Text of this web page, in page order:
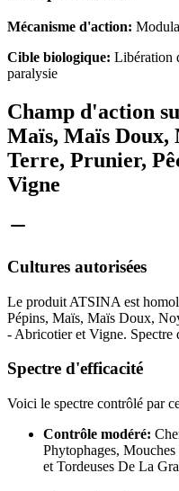
Mécanisme d'action:
Cible biologique: Libération
paralysie
Champ d'action
Maïs, Maïs Doux,
Terre, Prunier,
Vigne
Cultures autorisées
Le produit ATSINA est
Pépins, Maïs, Maïs Doux,
- Abricotier et Vigne. Spectre
Spectre d'efficacité
Voici le spectre contrôlé par
Contrôle modéré:
Phytophages,
et Tordeuses De La